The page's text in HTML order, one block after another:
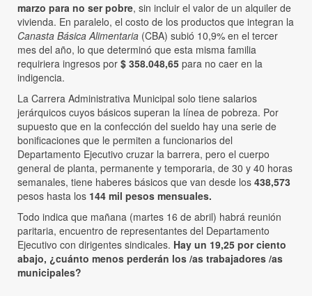
marzo para no ser pobre, sin incluir el valor de un alquiler de
vivienda. En paralelo, el costo de los productos que integran la
Canasta Básica Alimentaria (CBA) subió 10,9% en el tercer
mes del año, lo que determinó que esta misma familia
requiriera ingresos por $ 358.048,65 para no caer en la
indigencia.
La Carrera Administrativa Municipal solo tiene salarios
jerárquicos cuyos básicos superan la línea de pobreza. Por
supuesto que en la confección del sueldo hay una serie de
bonificaciones que le permiten a funcionarios del
Departamento Ejecutivo cruzar la barrera, pero el cuerpo
general de planta, permanente y temporaria, de 30 y 40 horas
semanales, tiene haberes básicos que van desde los 438,573
pesos hasta los 144 mil pesos mensuales.
Todo indica que mañana (martes 16 de abril) habrá reunión
paritaria, encuentro de representantes del Departamento
Ejecutivo con dirigentes sindicales. Hay un 19,25 por ciento
abajo, ¿cuánto menos perderán los /as trabajadores /as
municipales?